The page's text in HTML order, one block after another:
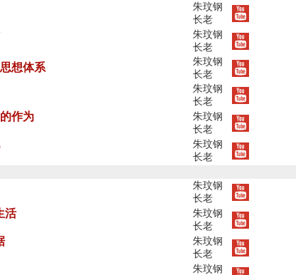
朱玟钢
长老
朱玟钢
长老
想体系
朱玟钢
长老
朱玟钢
长老
作为
朱玟钢
长老
朱玟钢
长老
朱玟钢
长老
活
朱玟钢
长老
朱玟钢
长老
朱玟钢